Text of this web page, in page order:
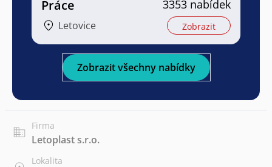
Práce
Letovice
3353 nabídek
Zobrazit
Zobrazit všechny nabídky
Firma
Letoplast s.r.o.
Lokalita